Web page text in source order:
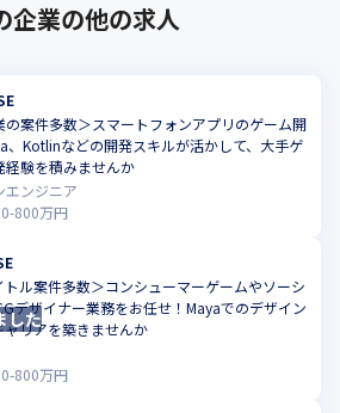
企業の他の求人
の案件多数＞スマートフォンアプリのゲーム開
、Kotlinなどの開発スキルが活かして、大手ゲ
経験を積みませんか
エンジニア
-800万円
ル案件多数＞コンシューマーゲームやソーシ
デザイナー業務をお任せ！Mayaでのデザイン
リアを築きませんか
-800万円
した